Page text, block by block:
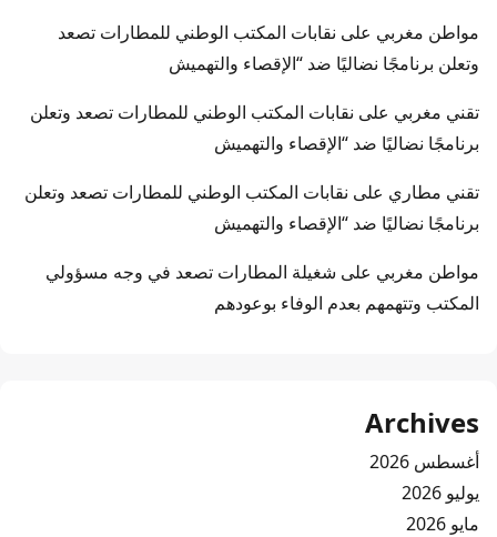
مواطن مغربي على نقابات المكتب الوطني للمطارات تصعد
وتعلن برنامجًا نضاليًا ضد “الإقصاء والتهميش
تقني مغربي على نقابات المكتب الوطني للمطارات تصعد وتعلن
برنامجًا نضاليًا ضد “الإقصاء والتهميش
تقني مطاري على نقابات المكتب الوطني للمطارات تصعد وتعلن
برنامجًا نضاليًا ضد “الإقصاء والتهميش
مواطن مغربي على شغيلة المطارات تصعد في وجه مسؤولي
المكتب وتتهمهم بعدم الوفاء بوعودهم
Archives
أغسطس 2026
يوليو 2026
مايو 2026